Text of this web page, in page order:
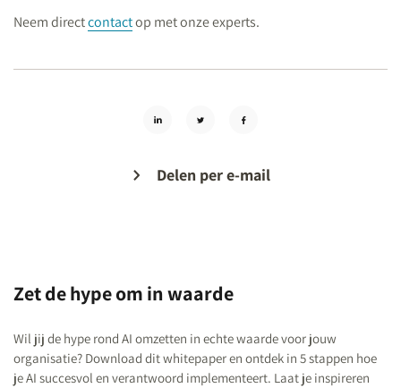
Neem directcontactop met onze experts.
Delen per e-mail
Zet de hype om in waarde
Wil jij de hype rond AI omzetten in echte waarde voor jouw
organisatie? Download dit whitepaper en ontdek in 5 stappen hoe
je AI succesvol en verantwoord implementeert. Laat je inspireren